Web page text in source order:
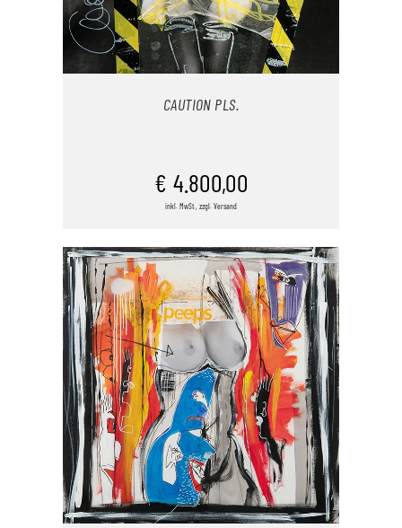
CAUTION PLS.
€ 4.800,00
inkl. MwSt., zzgl. Versand